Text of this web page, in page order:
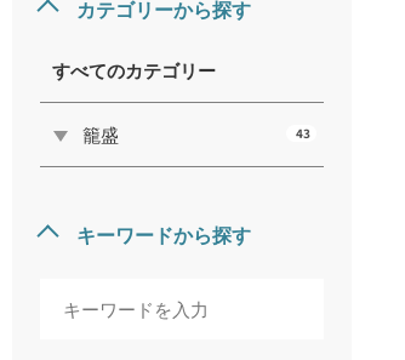
カテゴリーから探す
すべてのカテゴリー
籠盛 43
キーワードから探す